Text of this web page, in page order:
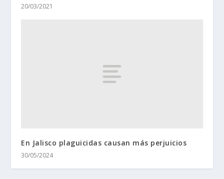
20/03/2021
En Jalisco plaguicidas causan más perjuicios
30/05/2024